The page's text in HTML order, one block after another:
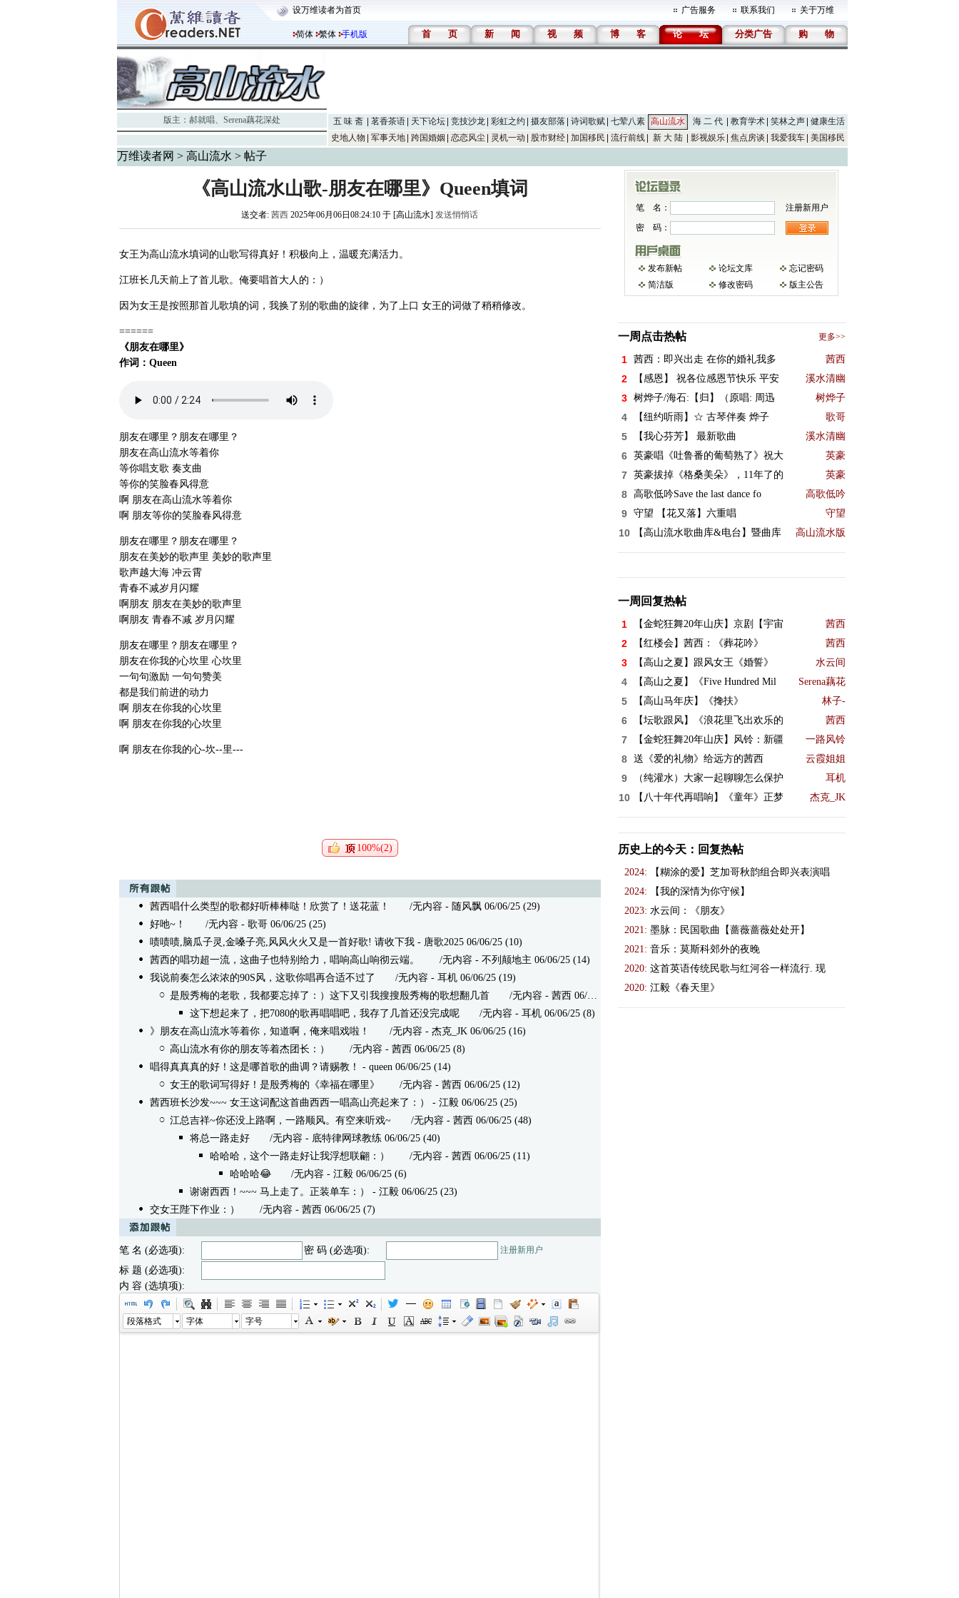
设万维读者为首页 广告服务 联系我们 关于万维
简体 繁体 手机版 首 页 新 闻 视 频 博 客 论 坛 分类广告 购 物
版主： 郝就唱、 Serena藕花深处 五 味 斋 茗香茶语 天下论坛 竞技沙龙 彩虹之约 摄友部落 诗词歌赋 七荤八素 高山流水 海 二 代 教育学术 笑林之声
健康生活
史地人物
军事天地 跨国婚姻 恋恋风尘 灵机一动 股市财经 加国移民 流行前线 新 大 陆 影视娱乐 焦点房谈 我爱我车 美国移民
万维读者网 > 高山流水 > 帖子
《高山流水山歌-朋友在哪里》Queen填词
送交者: 茜西 2025年06月06日08:24:10 于 [高山流水] 发送悄悄话
女王为高山流水填词的山歌写得真好！积极向上，温暖充满活力。
江班长几天前上了首儿歌。俺要唱首大人的：）
因为女王是按照那首儿歌填的词，我换了别的歌曲的旋律，为了上口 女王的词做了稍稍修改。
======
《朋友在哪里》
作词：Queen
朋友在哪里？朋友在哪里？
朋友在高山流水等着你
等你唱支歌 奏支曲
等你的笑脸春风得意
啊 朋友在高山流水等着你
啊 朋友等你的笑脸春风得意
朋友在哪里？朋友在哪里？
朋友在美妙的歌声里 美妙的歌声里
歌声越大海 冲云霄
青春不减岁月闪耀
啊朋友 朋友在美妙的歌声里
啊朋友 青春不减 岁月闪耀
朋友在哪里？朋友在哪里？
朋友在你我的心坎里 心坎里
一句句激励 一句句赞美
都是我们前进的动力
啊 朋友在你我的心坎里
啊 朋友在你我的心坎里
啊 朋友在你我的心-坎--里---
100%(2)
茜西唱什么类型的歌都好听棒棒哒！欣赏了！送花蓝！
/无内容 - 随风飘 06/06/25 (29)
好吔~！
/无内容 - 歌哥 06/06/25 (25)
啧啧啧,脑瓜子灵,金嗓子亮,风风火火又是一首好歌! 请收下我- 唐歌2025 06/06/25 (10)
茜西的唱功超一流，这曲子也特别给力，唱响高山响彻云端。
/无内容 - 不列颠地主 06/06/25 (14)
我说前奏怎么浓浓的90S风，这歌你唱再合适不过了 /无内容 - 耳机 06/06/25 (19)
是殷秀梅的老歌，我都要忘掉了：）这下又引我搜搜殷秀梅的歌想翻几首/无内容 - 茜西 06/06/25 (24)
这下想起来了，把7080的歌再唱唱吧，我存了几首还没完成呢/无内容 - 耳机 06/06/25 (8)
》朋友在高山流水等着你，知道啊，俺来唱戏啦！
/无内容 - 杰克_JK 06/06/25 (16)
高山流水有你的朋友等着杰团长：）
/无内容 - 茜西 06/06/25 (8)
唱得真真真的好！这是哪首歌的曲调？请赐教！
- queen 06/06/25 (14)
女王的歌词写得好！是殷秀梅的《幸福在哪里》
/无内容 - 茜西 06/06/25 (12)
茜西班长沙发~~~ 女王这词配这首曲西西一唱高山亮起来了：）
- 江毅 06/06/25 (25)
江总吉祥~你还没上路啊，一路顺风。有空来听戏~/无内容 - 茜西 06/06/25 (48)
将总一路走好/无内容 - 底特律网球教练 06/06/25 (40)
哈哈哈，这个一路走好让我浮想联翩：）
/无内容 - 茜西 06/06/25 (11)
哈哈哈😂/无内容 - 江毅 06/06/25 (6)
谢谢西西！~~~ 马上走了。正装单车：）
- 江毅 06/06/25 (23)
交女王陛下作业：）
/无内容 - 茜西 06/06/25 (7)
笔 名 (必选项): 密 码 (必选项): 注册新用户
标 题 (必选项):
内 容 (选填项):
段落格式 字体 字号
笔 名：
注册新用户
密 码：
发布新帖 论坛文库
忘记密码
简洁版
修改密码 版主公告
一周点击热帖 更多>>
1 茜西：即兴出走 在你的婚礼我多 茜西
2 【感恩】 祝各位感恩节快乐 平安 溪水清幽
3 树烨子/海石:【归】（原唱: 周迅 树烨子
4 【纽约听雨】☆ 古琴伴奏 烨子 歌哥
5 【我心芬芳】 最新歌曲 溪水清幽
6 英豪唱《吐鲁番的葡萄熟了》祝大 英豪
7 英豪拔掉《格桑美朵》，11年了的 英豪
8 高歌低吟Save the last dance fo 高歌低吟
9 守望 【花又落】六重唱 守望
10 【高山流水歌曲库&电台】暨曲库 高山流水版
一周回复热帖
1 【金蛇狂舞20年山庆】京剧【宇宙 茜西
2 【红楼会】茜西：《葬花吟》 茜西
3 【高山之夏】跟风女王《婚誓》 水云间
4 【高山之夏】《Five Hundred Mil Serena藕花
5 【高山马年庆】《搀扶》 林子-
6 【坛歌跟风】《浪花里飞出欢乐的 茜西
7 【金蛇狂舞20年山庆】风铃：新疆 一路风铃
8 送《爱的礼物》给远方的茜西 云霞姐姐
9 （纯灌水）大家一起聊聊怎么保护 耳机
10 【八十年代再唱响】《童年》正梦 杰克_JK
历史上的今天：回复热帖
2024:
【糊涂的爱】芝加哥秋韵组合即兴表演唱
2024:
【我的深情为你守候】
2023: 水云间：《朋友》
2021: 墨脉：民国歌曲【蔷薇蔷薇处处开】
2021: 音乐：莫斯科郊外的夜晚
2020: 这首英语传统民歌与红河谷一样流行. 现
2020: 江毅《春天里》